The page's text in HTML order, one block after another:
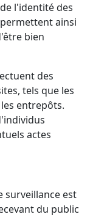
l'identité des
ainsi
bien
des
tels que les
entrepôts.
actes
surveillance est
du public